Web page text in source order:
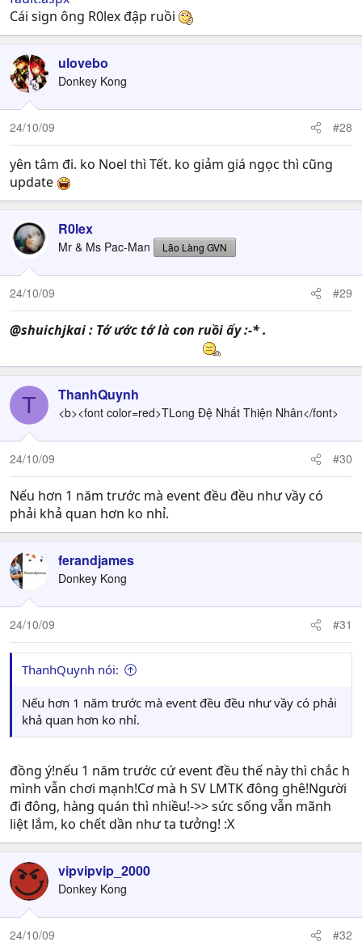
Cái sign ông R0lex đập ruồi
ulovebo
Donkey Kong
24/10/09 #28
yên tâm đi. ko Noel thì Tết. ko giảm giá ngọc thì cũng
update
R0lex
Mr & Ms Pac-Man Lão Làng GVN
24/10/09 #29
@shuichjkai : Tớ ước tớ là con ruồi ấy :-* .
T ThanhQuynh
<b><font color=red>TLong Đệ Nhất Thiện Nhân</font>
24/10/09 #30
Nếu hơn 1 năm trước mà event đều đều như vầy có
phải khả quan hơn ko nhỉ.
ferandjames
Donkey Kong
24/10/09 #31
ThanhQuynh nói:
Nếu hơn 1 năm trước mà event đều đều như vầy có phải
khả quan hơn ko nhỉ.
đồng ý!nếu 1 năm trước cứ event đều thế này thì chắc h
mình vẫn chơi mạnh!Cơ mà h SV LMTK đông ghê!Người
đi đông, hàng quán thì nhiều!->> sức sống vẫn mãnh
liệt lắm, ko chết dần như ta tưởng! :X
vipvipvip_2000
Donkey Kong
24/10/09 #32